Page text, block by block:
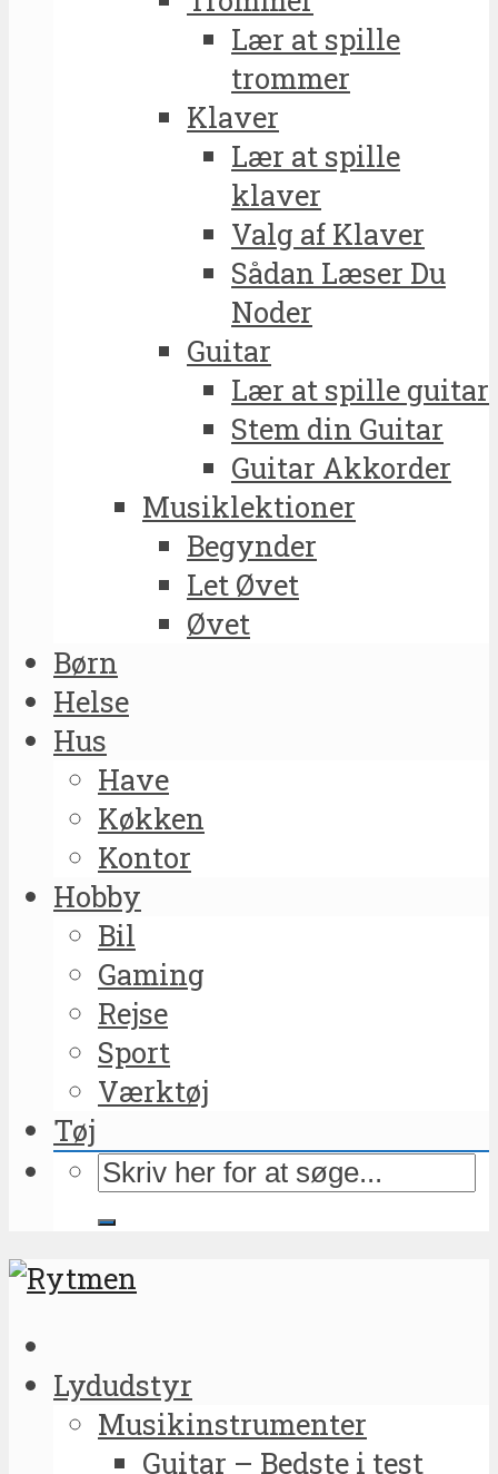
Lær at spille
trommer
Klaver
Lær at spille
klaver
Valg af Klaver
Sådan Læser Du
Noder
Guitar
Lær at spille guitar
Stem din Guitar
Guitar Akkorder
Musiklektioner
Begynder
Let Øvet
Øvet
Børn
Helse
Hus
Have
Køkken
Kontor
Hobby
Bil
Gaming
Rejse
Sport
Værktøj
Tøj
Lydudstyr
Musikinstrumenter
Guitar – Bedste i test